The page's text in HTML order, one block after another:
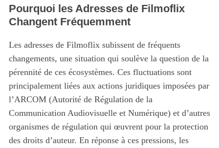
Pourquoi les Adresses de Filmoflix
Changent Fréquemment
Les adresses de Filmoflix subissent de fréquents
changements, une situation qui soulève la question de la
pérennité de ces écosystèmes. Ces fluctuations sont
principalement liées aux actions juridiques imposées par
l’ARCOM (Autorité de Régulation de la
Communication Audiovisuelle et Numérique) et d’autres
organismes de régulation qui œuvrent pour la protection
des droits d’auteur. En réponse à ces pressions, les